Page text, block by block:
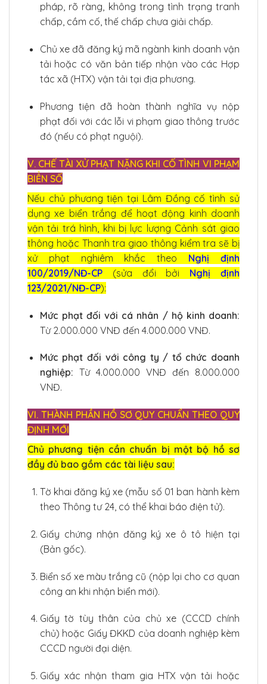
pháp, rõ ràng, không trong tình trạng tranh
chấp, cầm cố, thế chấp chưa giải chấp.
Chủ xe đã đăng ký mã ngành kinh doanh vận
tải hoặc có văn bản tiếp nhận vào các Hợp
tác xã (HTX) vận tải tại địa phương.
Phương tiện đã hoàn thành nghĩa vụ nộp
phạt đối với các lỗi vi phạm giao thông trước
đó (nếu có phạt nguội).
V. CHẾ TÀI XỬ PHẠT NẶNG KHI CỐ TÌNH VI PHẠM
BIỂN SỐ
Nếu chủ phương tiện tại Lâm Đồng cố tình sử
dụng xe biển trắng để hoạt động kinh doanh
vận tải trá hình, khi bị lực lượng Cảnh sát giao
thông hoặc Thanh tra giao thông kiểm tra sẽ bị
xử phạt nghiêm khắc theo Nghị định
100/2019/NĐ-CP (sửa đổi bởi Nghị định
123/2021/NĐ-CP):
Mức phạt đối với cá nhân / hộ kinh doanh:
Từ 2.000.000 VNĐ đến 4.000.000 VNĐ.
Mức phạt đối với công ty / tổ chức doanh
nghiệp: Từ 4.000.000 VNĐ đến 8.000.000
VNĐ.
VI. THÀNH PHẦN HỒ SƠ QUY CHUẨN THEO QUY
ĐỊNH MỚI
Chủ phương tiện cần chuẩn bị một bộ hồ sơ
đầy đủ bao gồm các tài liệu sau:
Tờ khai đăng ký xe (mẫu số 01 ban hành kèm
theo Thông tư 24, có thể khai báo điện tử).
Giấy chứng nhận đăng ký xe ô tô hiện tại
(Bản gốc).
Biển số xe màu trắng cũ (nộp lại cho cơ quan
công an khi nhận biển mới).
Giấy tờ tùy thân của chủ xe (CCCD chính
chủ) hoặc Giấy ĐKKD của doanh nghiệp kèm
CCCD người đại diện.
Giấy xác nhận tham gia HTX vận tải hoặc